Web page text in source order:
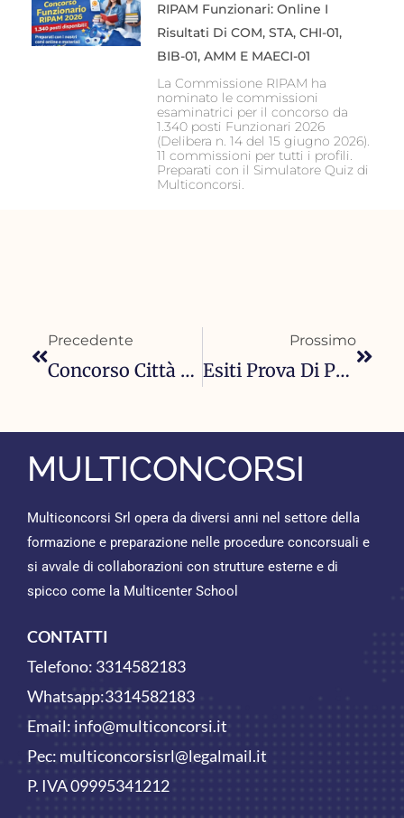
RIPAM Funzionari: Online I
Risultati Di COM, STA, CHI-01,
BIB-01, AMM E MAECI-01
La Commissione RIPAM ha
nominato le commissioni
esaminatrici per il concorso da
1.340 posti Funzionari 2026
(Delibera n. 14 del 15 giugno 2026).
11 commissioni per tutti i profili.
Preparati con il Simulatore Quiz di
Multiconcorsi.
Precedente
Concorso Città Metropolitana Di Bologna 2026: 10 Posti Per Ingegneri E Architetti Nella Ricostruzione Post-Alluvione
Prossimo
Esiti Prova Di Preselezione – 208° Corso Accademia Carabinieri: Come Consultare I Risultati
MULTICONCORSI
Multiconcorsi Srl opera da diversi anni nel settore della
formazione e preparazione nelle procedure concorsuali e
si avvale di collaborazioni con strutture esterne e di
spicco come la Multicenter School
CONTATTI
Telefono: 3314582183
Whatsapp:3314582183
Email: info@multiconcorsi.it
Pec: multiconcorsisrl@legalmail.it
P. IVA 09995341212